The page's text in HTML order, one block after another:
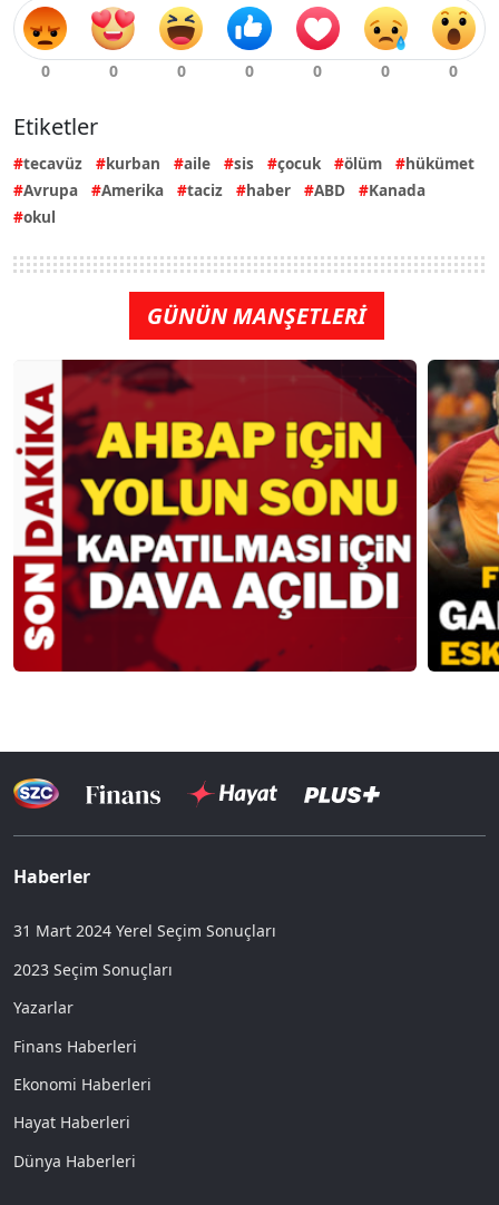
Etiketler
tecavüz kurban aile sis çocuk ölüm
hükümet
Avrupa
Amerika taciz haber ABD
Kanada
okul
GÜNÜN MANŞETLERİ
Haberler
31 Mart 2024 Yerel Seçim Sonuçları
2023 Seçim Sonuçları
Yazarlar
Finans Haberleri
Ekonomi Haberleri
Hayat Haberleri
Dünya Haberleri